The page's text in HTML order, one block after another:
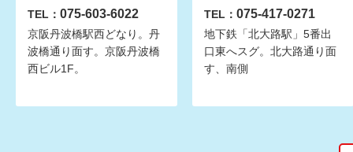
TEL： 075-603-6022
京阪丹波橋駅西どなり。丹
波橋通り面す。京阪丹波橋
西ビル1F。
TEL： 075-417-0271
地下鉄「北大路駅」5番出
口東へスグ。北大路通り面
す、南側